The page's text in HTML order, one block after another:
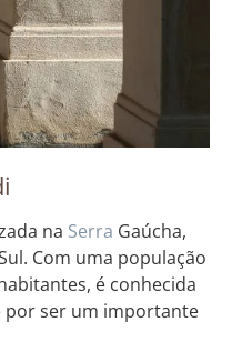
na Serra Gaúcha,
Com uma população
é conhecida
por ser um importante